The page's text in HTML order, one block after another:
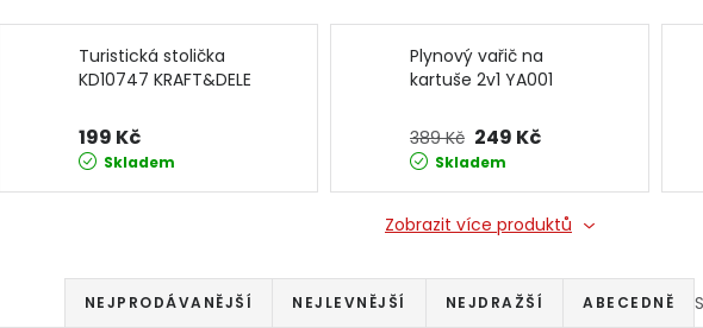
Turistická stolička
KD10747 KRAFT&DELE
199 Kč
Skladem
Plynový vařič na
kartuše 2v1 YA001
389 Kč 249 Kč
Skladem
Zobrazit více produktů
Řazení produktů
NEJPRODÁVANĚJŠÍ NEJLEVNĚJŠÍ NEJDRAŽŠÍ ABECEDNĚ